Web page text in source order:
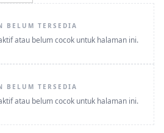
BELUM TERSEDIA
atau belum cocok untuk halaman ini.
BELUM TERSEDIA
atau belum cocok untuk halaman ini.